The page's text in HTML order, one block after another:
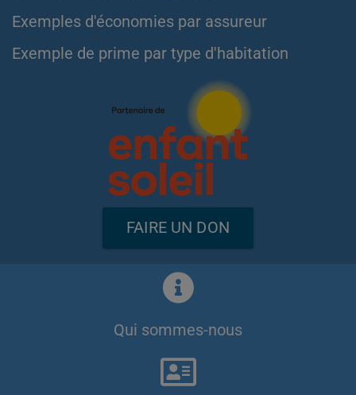
Exemples d'économies par assureur
Exemple de prime par type d'habitation
FAIRE UN DON
Qui sommes-nous